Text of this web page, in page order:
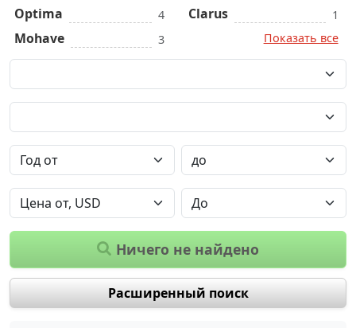
Optima 4
Mohave 3
Clarus
1
Показать все
Ничего не найдено
Расширенный поиск